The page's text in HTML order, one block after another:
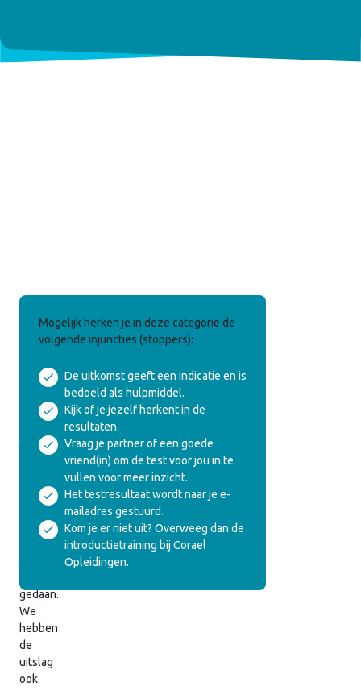
Resultaat
Enneagramtype
test
Onderstaand
enneagramtest
gedaan.
We
hebben
de
uitslag
ook
Mogelijk herken je in deze categorie de
volgende injuncties (stoppers):
De uitkomst geeft een indicatie en is
bedoeld als hulpmiddel.
Kijk of je jezelf herkent in de
resultaten.
Vraag je partner of een goede
vriend(in) om de test voor jou in te
vullen voor meer inzicht.
Het testresultaat wordt naar je e-
mailadres gestuurd.
Kom je er niet uit? Overweeg dan de
introductietraining bij Corael
Opleidingen.